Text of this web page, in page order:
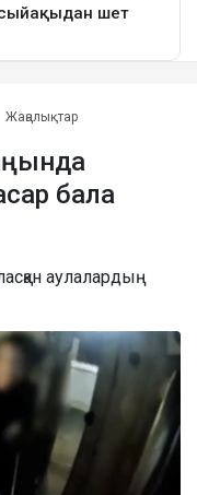
Жаңалықтар
бала
аулалардың